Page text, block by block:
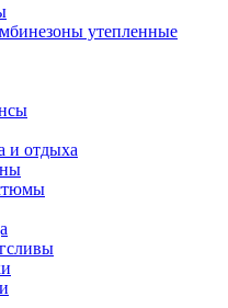
утепленные
и отдыха